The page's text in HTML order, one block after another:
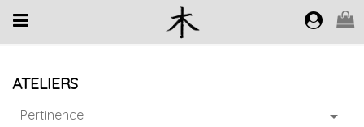
ATELIERS
Pertinence 